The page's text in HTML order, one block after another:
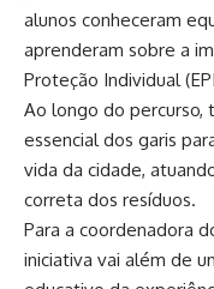
alunos conheceram
aprenderam sobre a
Proteção Individual
Ao longo do
essencial dos garis
vida da cidade,
correta dos resíduos.
Para a coordenadora
iniciativa vai além de